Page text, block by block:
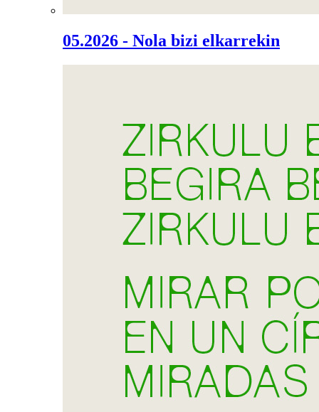
05.2026 - Nola bizi elkarrekin